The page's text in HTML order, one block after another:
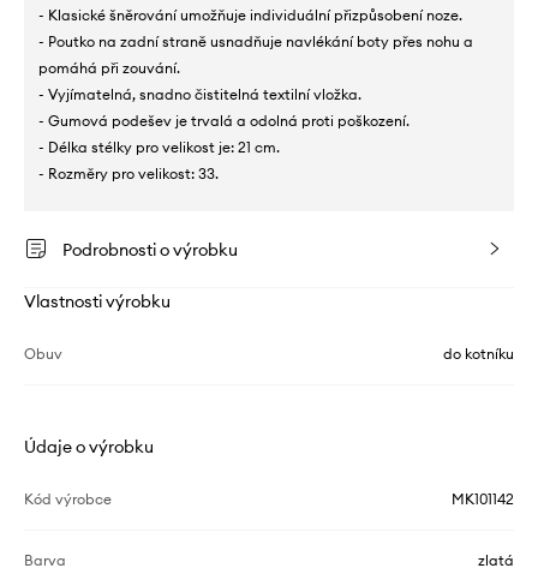
- Klasické šněrování umožňuje individuální přizpůsobení noze.
- Poutko na zadní straně usnadňuje navlékání boty přes nohu a
pomáhá při zouvání.
- Vyjímatelná, snadno čistitelná textilní vložka.
- Gumová podešev je trvalá a odolná proti poškození.
- Délka stélky pro velikost je: 21 cm.
- Rozměry pro velikost: 33.
Podrobnosti o výrobku
Vlastnosti výrobku
Obuv do kotníku
Údaje o výrobku
Kód výrobce MK101142
Barva zlatá